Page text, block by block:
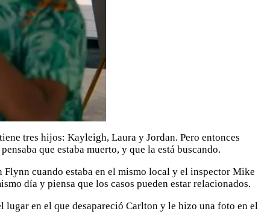
tres hijos: Kayleigh, Laura y Jordan. Pero entonces
que estaba muerto, y que la está buscando.
cuando estaba en el mismo local y el inspector Mike
día y piensa que los casos pueden estar relacionados.
lugar en el que desapareció Carlton y le hizo una foto en el